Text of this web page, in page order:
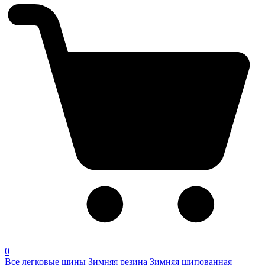
0
Все легковые шины Зимняя резина Зимняя шипованная